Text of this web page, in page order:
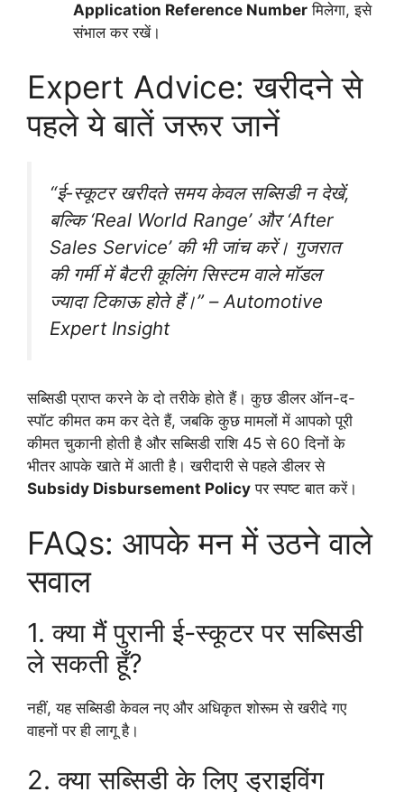
Application Reference Number मिलेगा, इसे
संभाल कर रखें।
Expert Advice: खरीदने से
पहले ये बातें जरूर जानें
“ई-स्कूटर खरीदते समय केवल सब्सिडी न देखें,
बल्कि ‘Real World Range’ और ‘After
Sales Service’ की भी जांच करें। गुजरात
की गर्मी में बैटरी कूलिंग सिस्टम वाले मॉडल
ज्यादा टिकाऊ होते हैं।” – Automotive
Expert Insight
सब्सिडी प्राप्त करने के दो तरीके होते हैं। कुछ डीलर ऑन-द-
स्पॉट कीमत कम कर देते हैं, जबकि कुछ मामलों में आपको पूरी
कीमत चुकानी होती है और सब्सिडी राशि 45 से 60 दिनों के
भीतर आपके खाते में आती है। खरीदारी से पहले डीलर से
Subsidy Disbursement Policy पर स्पष्ट बात करें।
FAQs: आपके मन में उठने वाले
सवाल
1. क्या मैं पुरानी ई-स्कूटर पर सब्सिडी
ले सकती हूँ?
नहीं, यह सब्सिडी केवल नए और अधिकृत शोरूम से खरीदे गए
वाहनों पर ही लागू है।
2. क्या सब्सिडी के लिए ड्राइविंग